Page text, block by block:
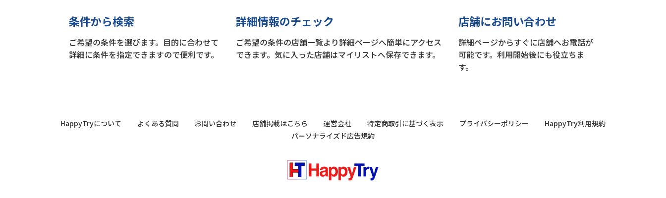
条件から検索
ご希望の条件を選びます。目的に合わせて
詳細に条件を指定できますので便利です。
詳細情報のチェック
ご希望の条件の店舗一覧より詳細ページへ簡単にアクセス
できます。気に入った店舗はマイリストへ保存できます。
店舗にお問い合わせ
詳細ページからすぐに店舗へお電話が
可能です。利用開始後にも役立ちま
す。
HappyTryについて よくある質問 お問い合わせ 店舗掲載はこちら 運営会社 特定商取引に基づく表示 プライバシーポリシー
HappyTry利用規約
パーソナライズド広告規約